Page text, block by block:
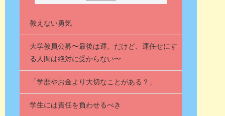
教えない勇気
大学教員公募〜最後は運。だけど、運任せにす
る人間は絶対に受からない〜
「学歴やお金より大切なことがある？」
学生には責任を負わせるべき